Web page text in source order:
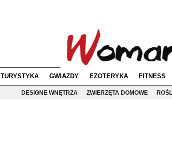
TURYSTYKA GWIAZDY EZOTERYKA FITNESS
DESIGNE WNĘTRZA
ZWIERZĘTA DOMOWE